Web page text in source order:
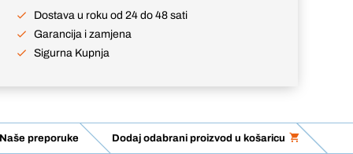
Dostava u roku od 24 do 48 sati
Garancija i zamjena
Sigurna Kupnja
Naše preporuke Dodaj odabrani proizvod u košaricu